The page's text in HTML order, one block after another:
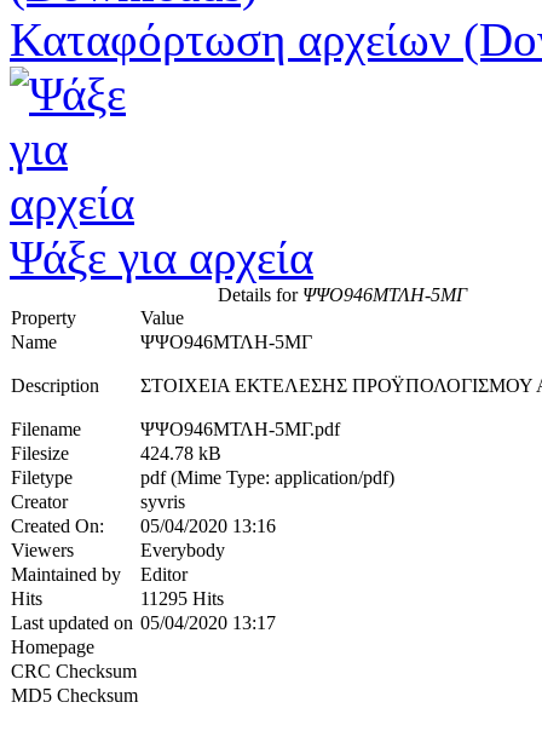
Καταφόρτωση αρχείων
Ψάξε για αρχεία
Details forΨΨΟ946ΜΤΛΗ-5ΜΓ
Property
Value
Name
ΨΨΟ946ΜΤΛΗ-5ΜΓ
Description ΣΤΟΙΧΕΙΑ ΕΚΤΕΛΕΣΗΣ ΠΡΟΫΠΟΛΟΓΙΣΜΟΥ
Filename
ΨΨΟ946ΜΤΛΗ-5ΜΓ.pdf
Filesize
424.78 kB
Filetype
pdf (Mime Type: application/pdf)
Creator
syvris
Created On:
05/04/2020 13:16
Viewers
Everybody
Maintained by
Editor
Hits
11295 Hits
Last updated on 05/04/2020 13:17
Homepage
CRC Checksum
MD5 Checksum